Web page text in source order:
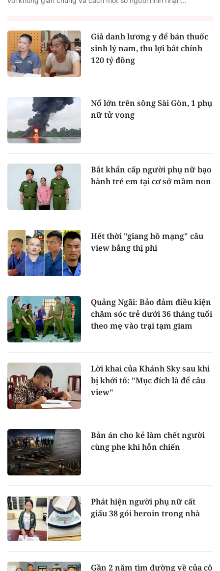
Giả danh lương y để bán thuốc
sinh lý nam, thu lợi bất chính
120 tỷ đồng
Nổ lớn trên sông Sài Gòn, 1 phụ
nữ tử vong
Bắt khẩn cấp người phụ nữ bạo
hành trẻ em tại cơ sở mầm non
Hết thời "giang hồ mạng" câu
view bằng thị phi
Quảng Ngãi: Bảo đảm điều kiện
chăm sóc trẻ dưới 36 tháng tuổi
theo mẹ vào trại tạm giam
Lời khai của Khánh Sky sau khi
bị khởi tố: "Mục đích là để câu
view"
Bản án cho kẻ làm chết người
cùng phe khi hỗn chiến
Phát hiện người phụ nữ cất
giấu 38 gói heroin trong nhà
Gần 2 năm tìm đường về của cô